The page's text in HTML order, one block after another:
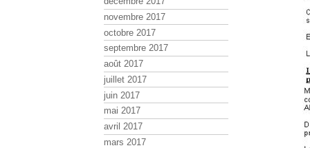
novembre 2017
octobre 2017
septembre 2017
août 2017
juillet 2017
juin 2017
mai 2017
avril 2017
mars 2017